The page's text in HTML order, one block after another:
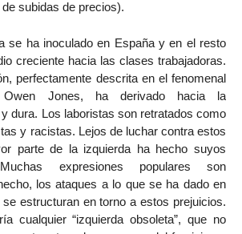
subidas de precios).
se ha inoculado en España y en el resto
creciente hacia las clases trabajadoras.
perfectamente descrita en el fenomenal
Jones, ha derivado hacia la
dura. Los laboristas son retratados como
y racistas. Lejos de luchar contra estos
parte de la izquierda ha hecho suyos
expresiones populares son
los ataques a lo que se ha dado en
estructuran en torno a estos prejuicios.
cualquier “izquierda obsoleta”, que no